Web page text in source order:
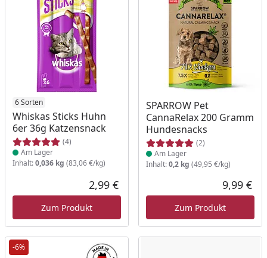
6 Sorten
Whiskas Sticks Huhn
6er 36g Katzensnack
(4)
Produkt am Lager
Am Lager
Inhalt:0,036 kg (83,06 €/kg)
Aktueller Preis
2,99 €
Zum Produkt
SPARROW Pet
CannaRelax 200 Gramm
Hundesnacks
(2)
Produkt am Lager
Am Lager
Inhalt:0,2 kg (49,95 €/kg)
9,99 €
Zum Produkt
-6%